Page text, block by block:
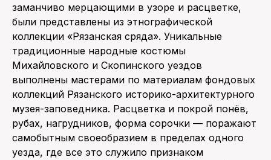
заманчиво мерцающими в узоре и расцветке,
были представлены из этнографической
коллекции «Рязанская сряда». Уникальные
традиционные народные костюмы
Михайловского и Скопинского уездов
выполнены мастерами по материалам фондовых
коллекций Рязанского историко-архитектурного
музея-заповедника. Расцветка и покрой понёв,
рубах, нагрудников, форма сорочки — поражают
самобытным своеобразием в пределах одного
уезда, где все это служило признаком